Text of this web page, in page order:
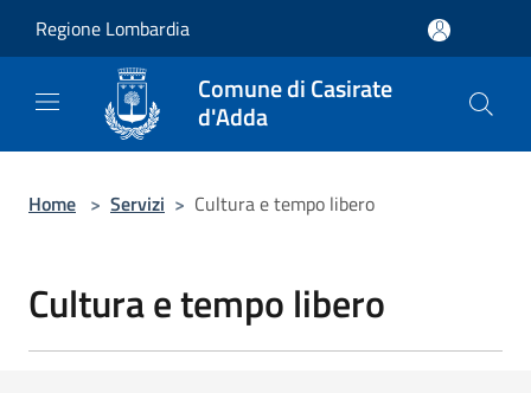
Regione Lombardia
Comune di Casirate
d'Adda
Home > Servizi > Cultura e tempo libero
Cultura e tempo libero